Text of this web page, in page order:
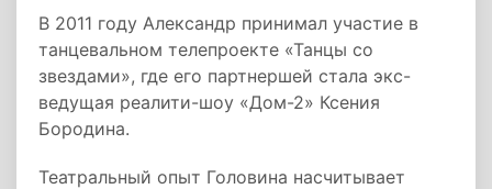
В 2011 году Александр принимал участие в
танцевальном телепроекте «Танцы со
звездами», где его партнершей стала экс-
ведущая реалити-шоу «Дом-2» Ксения
Бородина.
Театральный опыт Головина насчитывает